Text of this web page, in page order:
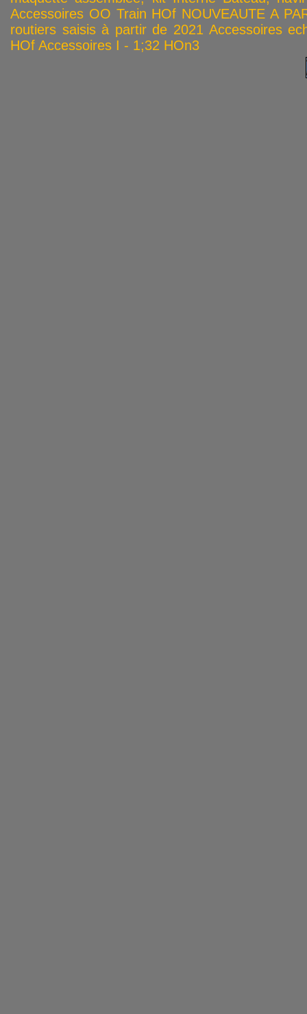
Accessoires OO Train HOf NOUVEAUTE A
routiers saisis à partir de 2021 Accessoires
HOf Accessoires I - 1;32 HOn3